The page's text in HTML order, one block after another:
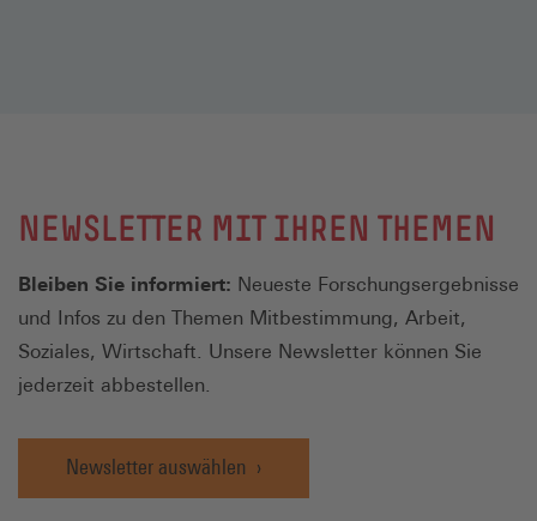
NEWSLETTER MIT IHREN THEMEN
Bleiben Sie informiert: Neueste Forschungsergebnisse
und Infos zu den Themen Mitbestimmung, Arbeit,
Soziales, Wirtschaft. Unsere Newsletter können Sie
jederzeit abbestellen.
Newsletter auswählen